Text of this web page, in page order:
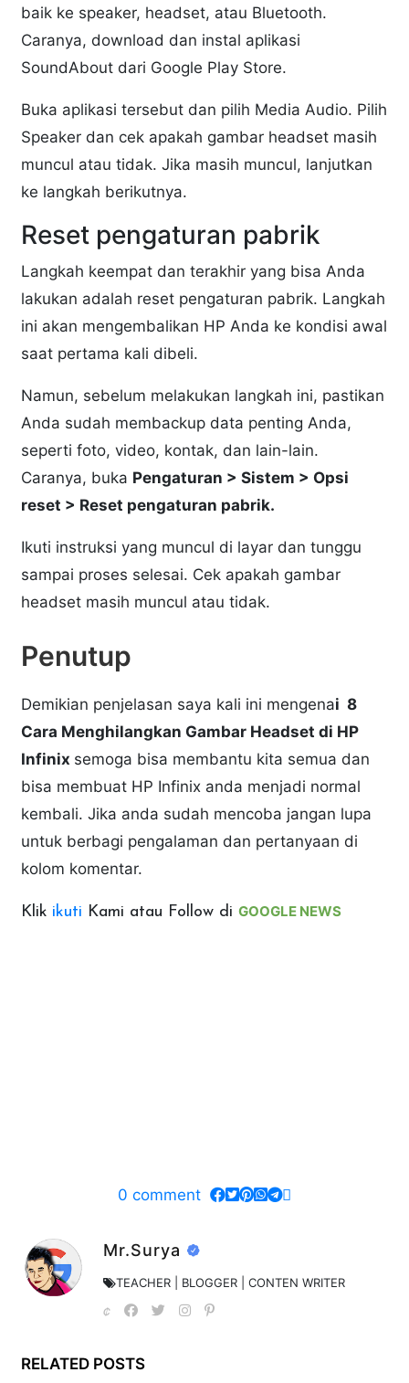
baik ke speaker, headset, atau Bluetooth.
Caranya, download dan instal aplikasi
SoundAbout dari Google Play Store.
Buka aplikasi tersebut dan pilih Media Audio. Pilih
Speaker dan cek apakah gambar headset masih
muncul atau tidak. Jika masih muncul, lanjutkan
ke langkah berikutnya.
Reset pengaturan pabrik
Langkah keempat dan terakhir yang bisa Anda
lakukan adalah reset pengaturan pabrik. Langkah
ini akan mengembalikan HP Anda ke kondisi awal
saat pertama kali dibeli.
Namun, sebelum melakukan langkah ini, pastikan
Anda sudah membackup data penting Anda,
seperti foto, video, kontak, dan lain-lain.
Caranya, buka Pengaturan > Sistem > Opsi
reset > Reset pengaturan pabrik.
Ikuti instruksi yang muncul di layar dan tunggu
sampai proses selesai. Cek apakah gambar
headset masih muncul atau tidak.
Penutup
Demikian penjelasan saya kali ini mengenai 8
Cara Menghilangkan Gambar Headset di HP
Infinix semoga bisa membantu kita semua dan
bisa membuat HP Infinix anda menjadi normal
kembali. Jika anda sudah mencoba jangan lupa
untuk berbagi pengalaman dan pertanyaan di
kolom komentar.
Klik ikuti Kami atau Follow diGOOGLE NEWS
0 comment
Mr.Surya
TEACHER | BLOGGER | CONTEN WRITER
RELATED POSTS